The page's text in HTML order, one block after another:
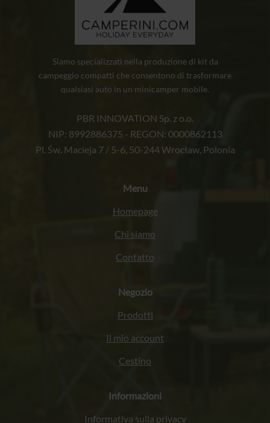
Siamo specializzati nella produzione di kit da
campeggio compatti che consentono di trasformare
qualsiasi auto in un minicamper mobile.
PBR INNOVATION Sp. z o.o.
NIP: 8992886375 - REGON: 0000862113
Pl. Św. Macieja 7 / 5-6, 50-244 Wrocław, Polonia
Menu
Homepage
Chi siamo
Contatto
Negozio
Prodotti
Il mio account
Cestino
Informazioni
Informativa sulla privacy